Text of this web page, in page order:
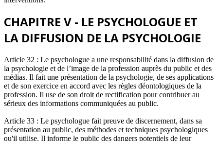
CHAPITRE V - LE PSYCHOLOGUE ET
LA DIFFUSION DE LA PSYCHOLOGIE
Article 32 : Le psychologue a une responsabilité dans la diffusion de
la psychologie et de l’image de la profession auprès du public et des
médias. Il fait une présentation de la psychologie, de ses applications
et de son exercice en accord avec les règles déontologiques de la
profession. Il use de son droit de rectification pour contribuer au
sérieux des informations communiquées au public.
Article 33 : Le psychologue fait preuve de discernement, dans sa
présentation au public, des méthodes et techniques psychologiques
qu'il utilise. Il informe le public des dangers potentiels de leur